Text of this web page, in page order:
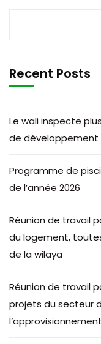
Recent Posts
Le wali inspecte
de développement
Programme de
de l’année 2026
Réunion de travail
du logement,
de la wilaya
Réunion de travail
projets du secteur